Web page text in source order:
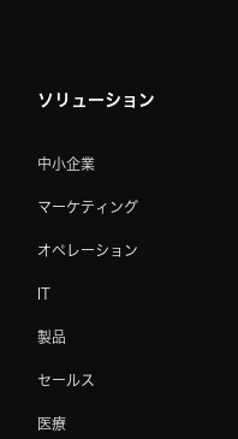
ソリューション
中小企業
マーケティング
オペレーション
製品
セールス
医療